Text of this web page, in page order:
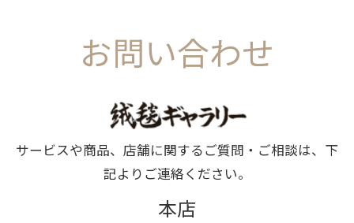
お問い合わせ
サービスや商品、店舗に関するご質問・ご相談は、下
記よりご連絡ください。
本店